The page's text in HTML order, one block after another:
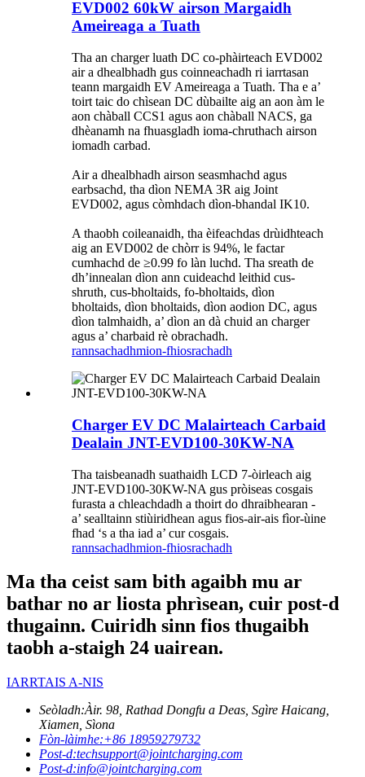
EVD002 60kW airson Margaidh
Ameireaga a Tuath
Tha an charger luath DC co-phàirteach EVD002
air a dhealbhadh gus coinneachadh ri iarrtasan
teann margaidh EV Ameireaga a Tuath. Tha e a’
toirt taic do chìsean DC dùbailte aig an aon àm le
aon chàball CCS1 agus aon chàball NACS, ga
dhèanamh na fhuasgladh ioma-chruthach airson
iomadh carbad.
Air a dhealbhadh airson seasmhachd agus
earbsachd, tha dìon NEMA 3R aig Joint
EVD002, agus còmhdach dìon-bhandal IK10.
A thaobh coileanaidh, tha èifeachdas drùidhteach
aig an EVD002 de chòrr is 94%, le factar
cumhachd de ≥0.99 fo làn luchd. Tha sreath de
dh’innealan dìon ann cuideachd leithid cus-
shruth, cus-bholtaids, fo-bholtaids, dìon
bholtaids, dìon bholtaids, dìon aodion DC, agus
dìon talmhaidh, a’ dìon an dà chuid an charger
agus a’ charbaid rè obrachadh.
rannsachadhmion-fhiosrachadh
Charger EV DC Malairteach Carbaid
Dealain JNT-EVD100-30KW-NA
Tha taisbeanadh suathaidh LCD 7-òirleach aig
JNT-EVD100-30KW-NA gus pròiseas cosgais
furasta a chleachdadh a thoirt do dhraibhearan -
a’ sealltainn stiùiridhean agus fios-air-ais fìor-ùine
fhad ‘s a tha iad a’ cur cosgais.
rannsachadhmion-fhiosrachadh
Ma tha ceist sam bith agaibh mu ar
bathar no ar liosta phrìsean, cuir post-d
thugainn. Cuiridh sinn fios thugaibh
taobh a-staigh 24 uairean.
IARRTAIS A-NIS
Seòladh:Àir. 98, Rathad Dongfu a Deas, Sgìre Haicang,
Xiamen, Sìona
Fòn-làimhe:+86 18959279732
Post-d:techsupport@jointcharging.com
Post-d:info@jointcharging.com